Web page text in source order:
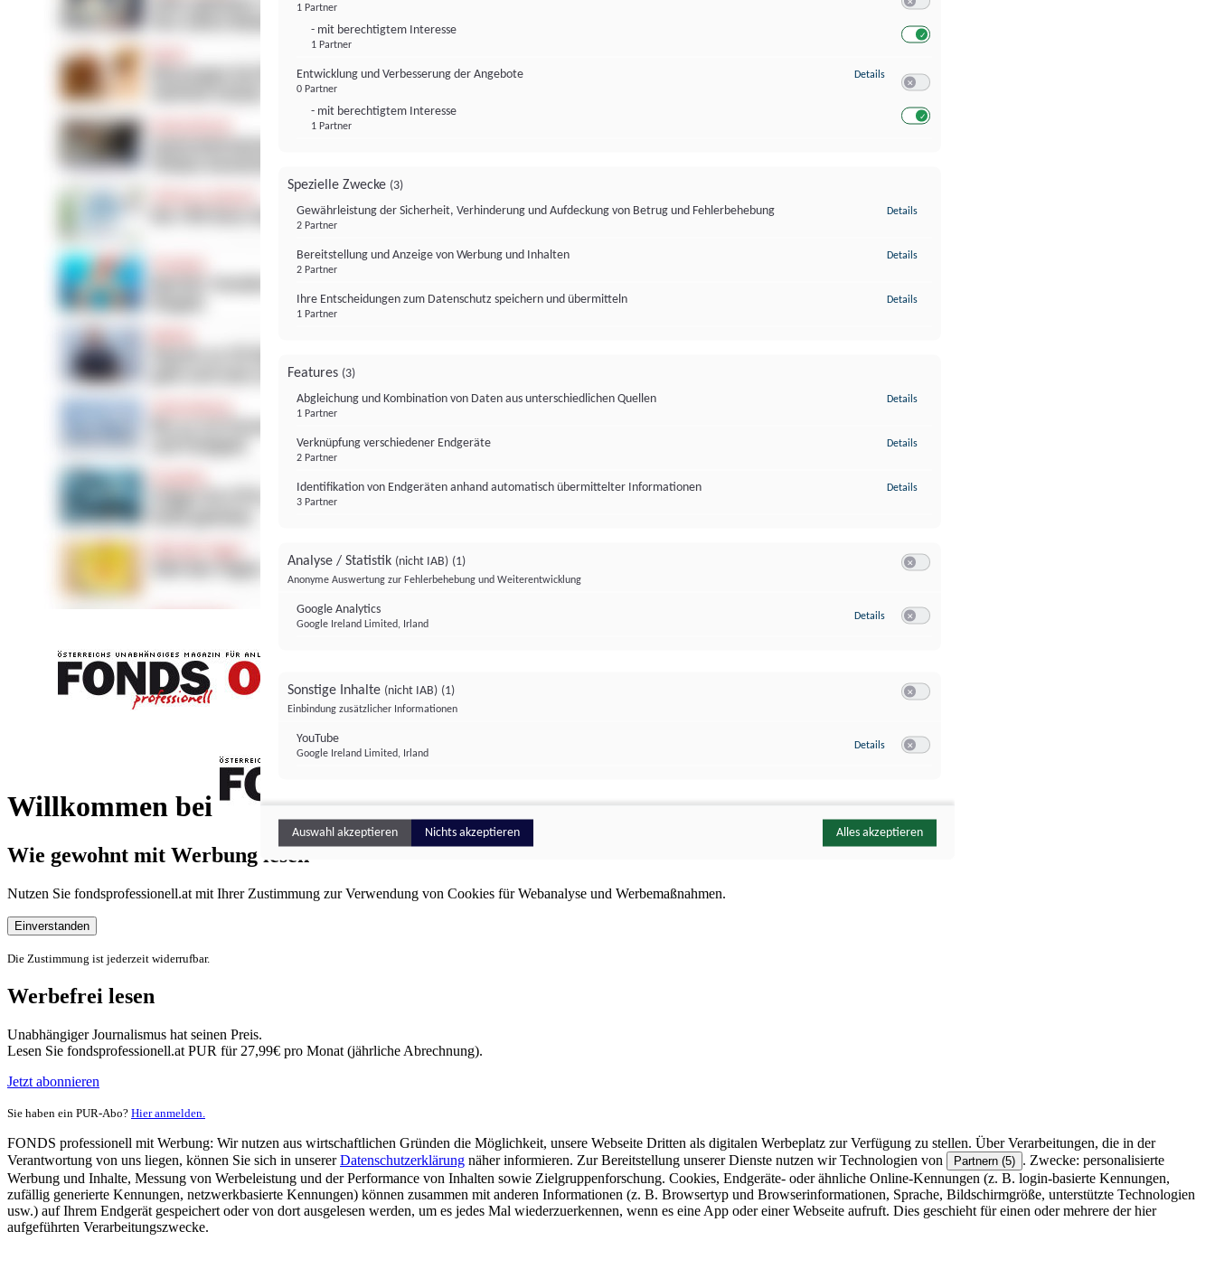
Willkommen bei
FONDS professionell
Wie gewohnt mit Werbung lesen
Nutzen Sie fondsprofessionell.at mit Ihrer Zustimmung zur Verwendung von Cookies für Webanalyse und Werbemaßnahmen.
Einverstanden
Die Zustimmung ist jederzeit widerrufbar.
Werbefrei lesen
Unabhängiger Journalismus hat seinen Preis.
Lesen Sie fondsprofessionell.at PUR für 27,99€ pro Monat (jährliche Abrechnung).
Jetzt abonnieren
Sie haben ein PUR-Abo? Hier anmelden.
FONDS professionell mit Werbung: Wir nutzen aus wirtschaftlichen Gründen die Möglichkeit, unsere Webseite Dritten als digitalen Werbeplatz zur Verfügung zu stellen. Über Verarbeitungen, die in der
Verantwortung von uns liegen, können Sie sich in unsererDatenschutzerklärung näher informieren. Zur Bereitstellung unserer Dienste nutzen wir Technologien von Partnern (5) . Zwecke: personalisierte
Werbung und Inhalte, Messung von Werbeleistung und der Performance von Inhalten sowie Zielgruppenforschung. Cookies, Endgeräte- oder ähnliche Online-Kennungen (z. B. login-basierte Kennungen,
zufällig generierte Kennungen, netzwerkbasierte Kennungen) können zusammen mit anderen Informationen (z. B. Browsertyp und Browserinformationen, Sprache, Bildschirmgröße, unterstützte Technologien
usw.) auf Ihrem Endgerät gespeichert oder von dort ausgelesen werden, um es jedes Mal wiederzuerkennen, wenn es eine App oder einer Webseite aufruft. Dies geschieht für einen oder mehrere der hier
aufgeführten Verarbeitungszwecke.
1 Partner
- mit berechtigtem Interesse
1 Partner
Entwicklung und Verbesserung der Angebote
0 Partner
- mit berechtigtem Interesse
1 Partner
Details zu Entwicklung und Verbesserung der Angebote
Spezielle Zwecke (3)
Gewährleistung der Sicherheit, Verhinderung und Aufdeckung von Betrug und Fehlerbehebung
2 Partner
Details
Bereitstellung und Anzeige von Werbung und Inhalten
2 Partner
Details
Ihre Entscheidungen zum Datenschutz speichern und übermitteln
1 Partner
Details
Features (3)
Abgleichung und Kombination von Daten aus unterschiedlichen Quellen
1 Partner
Details
Verknüpfung verschiedener Endgeräte
2 Partner
Details
Identifikation von Endgeräten anhand automatisch übermittelter Informationen
3 Partner
Details
Analyse / Statistik (nicht IAB) (1)
Anonyme Auswertung zur Fehlerbehebung und Weiterentwicklung
Google Analytics
Google Ireland Limited, Irland
Details zu Google Analytics
Sonstige Inhalte (nicht IAB) (1)
Einbindung zusätzlicher Informationen
YouTube
Google Ireland Limited, Irland
Details zu YouTube
Auswahl akzeptieren Nichts akzeptieren Alles akzeptieren